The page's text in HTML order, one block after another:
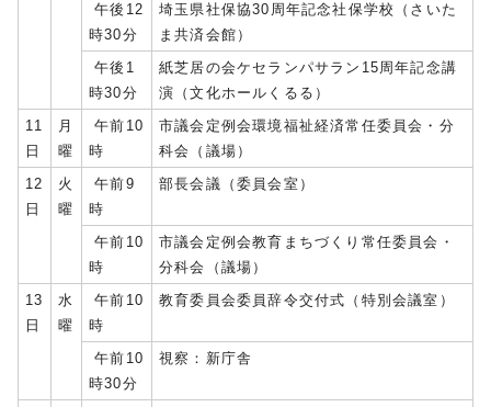
午後12
時30分
埼玉県社保協30周年記念社保学校（さいた
ま共済会館）
午後1
時30分
紙芝居の会ケセランパサラン15周年記念講
演（文化ホールくるる）
11
日
月
曜
午前10
時
市議会定例会環境福祉経済常任委員会・分
科会（議場）
12
日
火
曜
午前9
時
部長会議（委員会室）
午前10
時
市議会定例会教育まちづくり常任委員会・
分科会（議場）
13
日
水
曜
午前10
時
教育委員会委員辞令交付式（特別会議室）
午前10
時30分
視察：新庁舎